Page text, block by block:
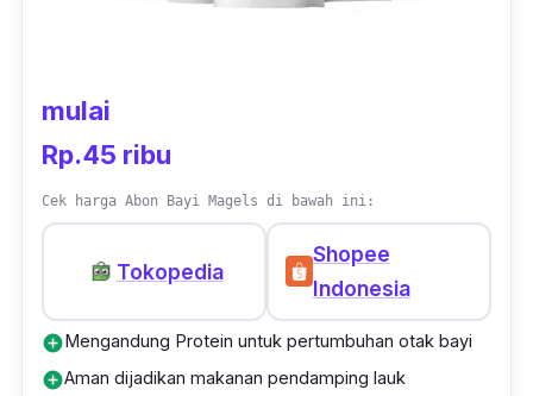
mulai
Rp.45 ribu
Cek harga Abon Bayi Magels di bawah ini:
Tokopedia
Shopee
Indonesia
add_circleMengandung Protein untuk pertumbuhan otak bayi
add_circleAman dijadikan makanan pendamping lauk